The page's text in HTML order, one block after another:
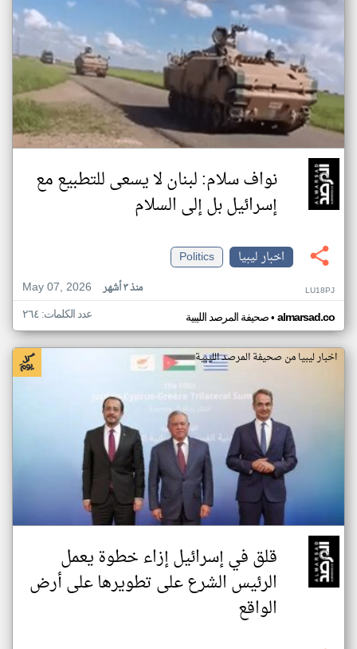
نواف سلام: لبنان لا يسعى للتطبيع مع
إسرائيل بل إلى السلام
اخبار ليبيا
Politics
May 07, 2026
منذ ٣ أشهر LU18PJ
صحيفة المرصد الليبية• almarsad.co عدد الكلمات: ٢٦٤
اخبار ليبيا من صحيفة المرصد الليبية
قلق في إسرائيل إزاء خطوة يعمل
الرئيس الشرع على تطويرها على أرض
الواقع